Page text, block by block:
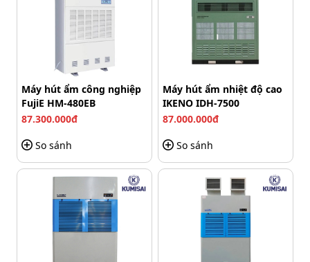
Máy hút ẩm công nghiệp FujiE HM-
CFZ 10.0B gây ấn tượng bởi điểm
Đặt thiết bị bên cạnh các máy hút ẩm công nghiệp khác,
hàng loạt chủ doanh nghiệp chọn FujiE HM-CFZ 10.0B vì:
Công suất cao: Máy hút ẩm 240 lít/ngày, trong khi đó
chỉ tiêu thụ lượng điện cực thấp (4kW).
Tương thích môi trường tốt: Thiết bị hoạt động tốt
trong nền nhiệt 0 - 35 độ C, phù hợp với hầu hết mọi
khu vực trên thế giới.
Máy hút ẩm công nghiệp
FujiE HM-480EB
87.300.000đ
So sánh
Máy hút ẩm nhiệt độ cao
IKENO IDH-7500
87.000.000đ
So sánh